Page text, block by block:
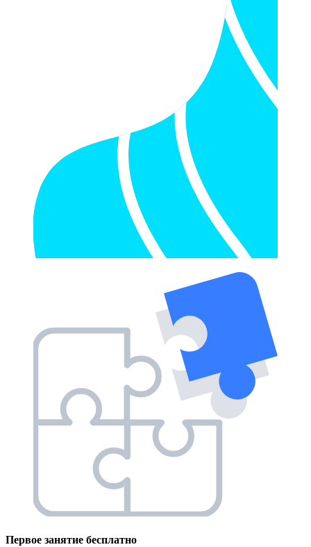
Первое занятие бесплатно